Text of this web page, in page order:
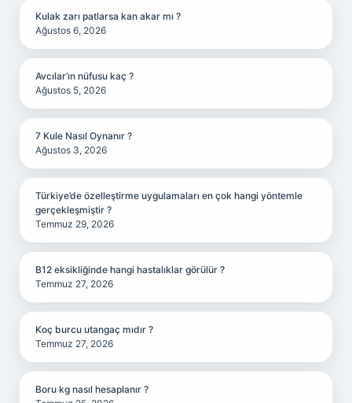
Kulak zarı patlarsa kan akar mı ?
Ağustos 6, 2026
Avcılar’ın nüfusu kaç ?
Ağustos 5, 2026
7 Kule Nasıl Oynanır ?
Ağustos 3, 2026
Türkiye’de özelleştirme uygulamaları en çok hangi yöntemle
gerçekleşmiştir ?
Temmuz 29, 2026
B12 eksikliğinde hangi hastalıklar görülür ?
Temmuz 27, 2026
Koç burcu utangaç mıdır ?
Temmuz 27, 2026
Boru kg nasıl hesaplanır ?